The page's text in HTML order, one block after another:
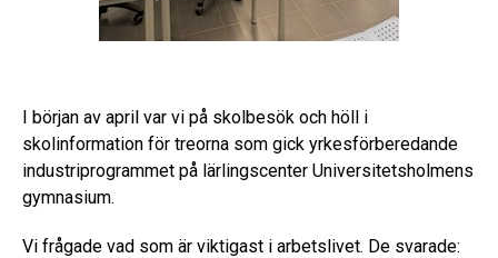
I början av april var vi på skolbesök och höll i
skolinformation för treorna som gick yrkesförberedande
industriprogrammet på lärlingscenter Universitetsholmens
gymnasium.
Vi frågade vad som är viktigast i arbetslivet. De svarade: